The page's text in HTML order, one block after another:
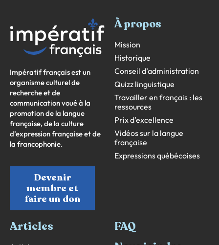
Impératif français est un
organisme culturel de
recherche et de
communication voué à la
promotion de la langue
française, de la culture
d’expression française et de
la francophonie.
Devenir
membre et
faire un don
À propos
Mission
Historique
Conseil d’administration
Quizz linguistique
Travailler en français : les
ressources
Prix d’excellence
Vidéos sur la langue
française
Expressions québécoises
Articles
FAQ